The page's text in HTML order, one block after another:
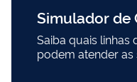
Simulador de
Saiba quais
podem atender as